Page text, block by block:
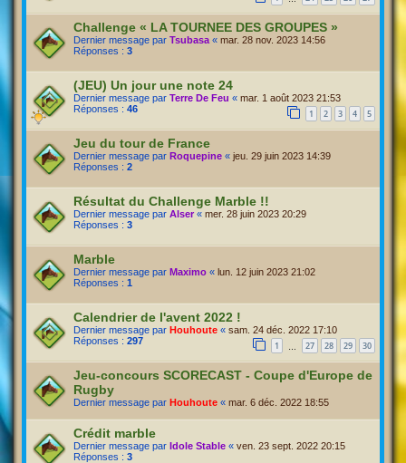
Challenge « LA TOURNEE DES GROUPES »
Dernier message par Tsubasa « mar. 28 nov. 2023 14:56
Réponses : 3
(JEU) Un jour une note 24
Dernier message par Terre De Feu « mar. 1 août 2023 21:53
Réponses : 46 1 2 3 4 5
Jeu du tour de France
Dernier message par Roquepine « jeu. 29 juin 2023 14:39
Réponses : 2
Résultat du Challenge Marble !!
Dernier message par Alser « mer. 28 juin 2023 20:29
Réponses : 3
Marble
Dernier message par Maximo « lun. 12 juin 2023 21:02
Réponses : 1
Calendrier de l'avent 2022 !
Dernier message par Houhoute « sam. 24 déc. 2022 17:10
Réponses : 297 1 27 28 29 30
Jeu-concours SCORECAST - Coupe d'Europe de
Rugby
Dernier message par Houhoute « mar. 6 déc. 2022 18:55
Crédit marble
Dernier message par Idole Stable « ven. 23 sept. 2022 20:15
Réponses : 3